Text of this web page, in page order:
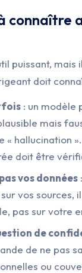
connaître
puissant, mais
doit
: un modèle
mais
« hallucination
doit être
vos données
vos sources,
pas sur votre
de
de ne pas
ou